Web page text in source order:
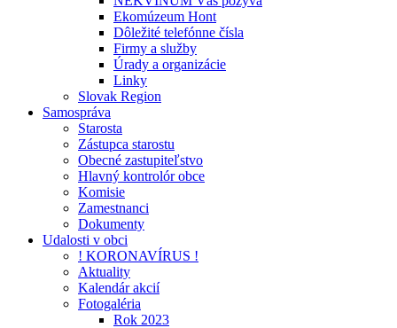
Ekomúzeum Hont
Dôležité telefónne čísla
Firmy a služby
Úrady a organizácie
Linky
Slovak Region
Samospráva
Starosta
Zástupca starostu
Obecné zastupiteľstvo
Hlavný kontrolór obce
Komisie
Zamestnanci
Dokumenty
Udalosti v obci
! KORONAVÍRUS !
Aktuality
Kalendár akcií
Fotogaléria
Rok 2023